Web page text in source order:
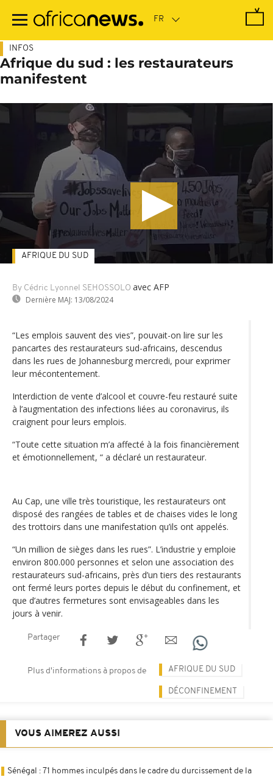
contenu
INFOS
Afrique du sud : les restaurateurs
manifestent
By Cédric Lyonnel SEHOSSOLO avec AFP
Dernière MAJ: 13/08/2024
AFRIQUE DU SUD
“Les emplois sauvent des vies”, pouvait-on lire sur les
pancartes des restaurateurs sud-africains, descendus
dans les rues de Johannesburg mercredi, pour exprimer
leur mécontentement.
Interdiction de vente d’alcool et couvre-feu restauré suite
à l’augmentation des infections liées au coronavirus, ils
craignent pour leurs emplois.
“Toute cette situation m’a affecté à la fois financièrement
et émotionnellement, “ a déclaré un restaurateur.
Au Cap, une ville très touristique, les restaurateurs ont
disposé des rangées de tables et de chaises vides le long
des trottoirs dans une manifestation qu’ils ont appelés.
“Un million de sièges dans les rues”. L’industrie y emploie
environ 800.000 personnes et selon une association des
restaurateurs sud-africains, près d’un tiers des restaurants
ont fermé leurs portes depuis le début du confinement, et
que d’autres fermetures sont envisageables dans les
jours à venir.
Partager
Plus d'informations à propos de AFRIQUE DU SUD
DÉCONFINEMENT
VOUS AIMEREZ AUSSI
Sénégal : 71 hommes inculpés dans le cadre du durcissement de la